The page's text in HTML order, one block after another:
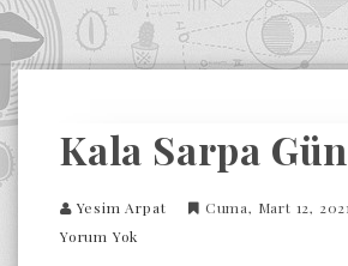
Kala Sarpa
Yesim Arpat Cuma, Mart 12, 2021
Yorum Yok